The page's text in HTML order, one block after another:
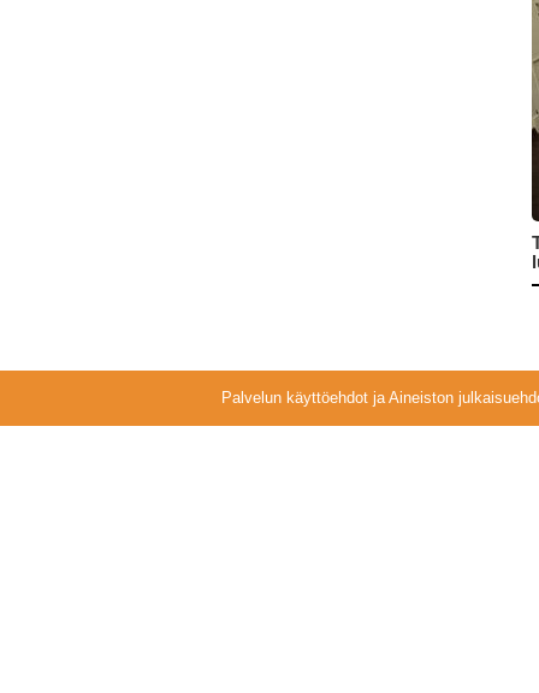
Palvelun käyttöehdot ja Aineiston